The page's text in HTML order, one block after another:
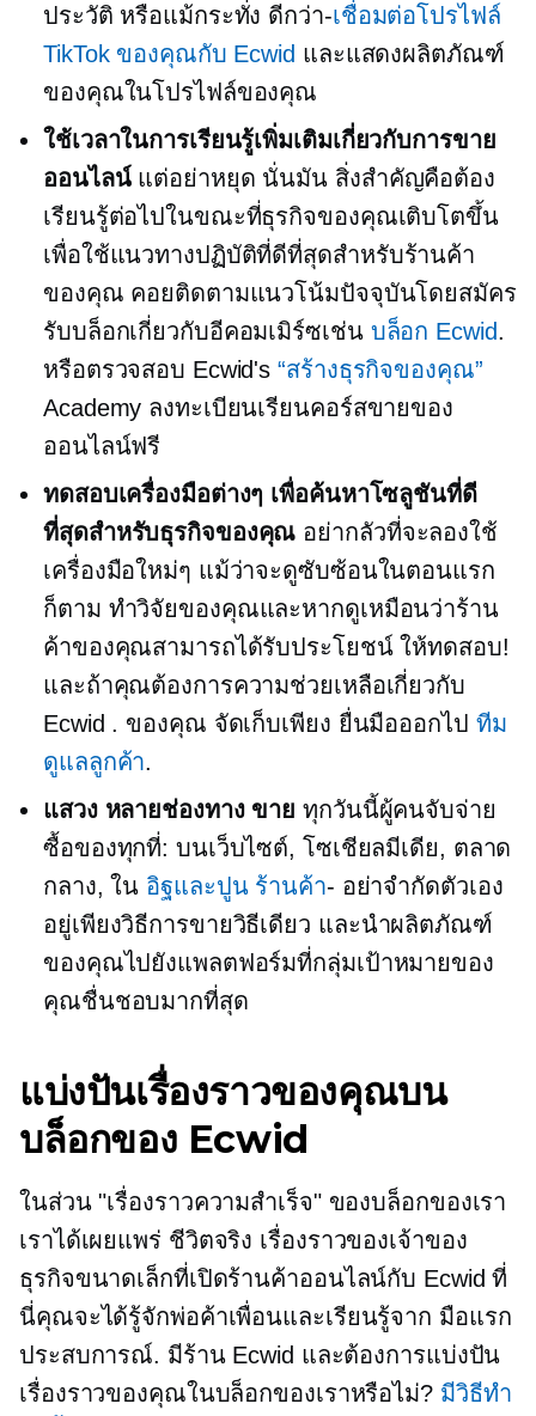
ประวัติ หรือแม้กระทั่ง ดีกว่า-เชื่อมต่อโปรไฟล์
TikTok ของคุณกับ Ecwid และแสดงผลิตภัณฑ์
ของคุณในโปรไฟล์ของคุณ
ใช้เวลาในการเรียนรู้เพิ่มเติมเกี่ยวกับการขาย
ออนไลน์แต่อย่าหยุด นั่นมัน สิ่งสำคัญคือต้อง
เรียนรู้ต่อไปในขณะที่ธุรกิจของคุณเติบโตขึ้น
เพื่อใช้แนวทางปฏิบัติที่ดีที่สุดสำหรับร้านค้า
ของคุณ คอยติดตามแนวโน้มปัจจุบันโดยสมัคร
รับบล็อกเกี่ยวกับอีคอมเมิร์ซเช่น บล็อก Ecwid.
หรือตรวจสอบ Ecwid's“สร้างธุรกิจของคุณ”
Academy ลงทะเบียนเรียนคอร์สขายของ
ออนไลน์ฟรี
ทดสอบเครื่องมือต่างๆ เพื่อค้นหาโซลูชันที่ดี
ที่สุดสำหรับธุรกิจของคุณ อย่ากลัวที่จะลองใช้
เครื่องมือใหม่ๆ แม้ว่าจะดูซับซ้อนในตอนแรก
ก็ตาม ทำวิจัยของคุณและหากดูเหมือนว่าร้าน
ค้าของคุณสามารถได้รับประโยชน์ ให้ทดสอบ!
และถ้าคุณต้องการความช่วยเหลือเกี่ยวกับ
Ecwid . ของคุณ จัดเก็บเพียง ยื่นมือออกไป ทีม
ดูแลลูกค้า.
แสวง หลายช่องทางขาย ทุกวันนี้ผู้คนจับจ่าย
ซื้อของทุกที่: บนเว็บไซต์, โซเชียลมีเดีย, ตลาด
กลาง, ใน อิฐและปูนร้านค้า- อย่าจำกัดตัวเอง
อยู่เพียงวิธีการขายวิธีเดียว และนำผลิตภัณฑ์
ของคุณไปยังแพลตฟอร์มที่กลุ่มเป้าหมายของ
คุณชื่นชอบมากที่สุด
แบ่งปันเรื่องราวของคุณบน
บล็อกของ Ecwid
ในส่วน "เรื่องราวความสำเร็จ" ของบล็อกของเรา
เราได้เผยแพร่ ชีวิตจริง เรื่องราวของเจ้าของ
ธุรกิจขนาดเล็กที่เปิดร้านค้าออนไลน์กับ Ecwid ที่
นี่คุณจะได้รู้จักพ่อค้าเพื่อนและเรียนรู้จาก มือแรก
ประสบการณ์. มีร้าน Ecwid และต้องการแบ่งปัน
เรื่องราวของคุณในบล็อกของเราหรือไม่? มีวิธีทำ